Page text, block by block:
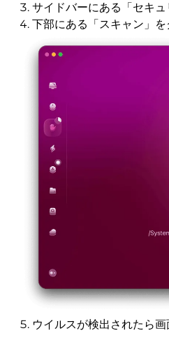
サイドバーにある「セキ
下部にある「スキャン」を
ウイルスが検出されたら